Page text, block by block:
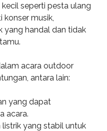
seperti pesta ulang
konser musik,
yang handal dan tidak
acara outdoor
antara lain:
yang dapat
acara.
yang stabil untuk